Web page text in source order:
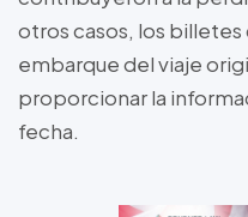
otros casos, los billetes
embarque del viaje
proporcionar la
fecha.